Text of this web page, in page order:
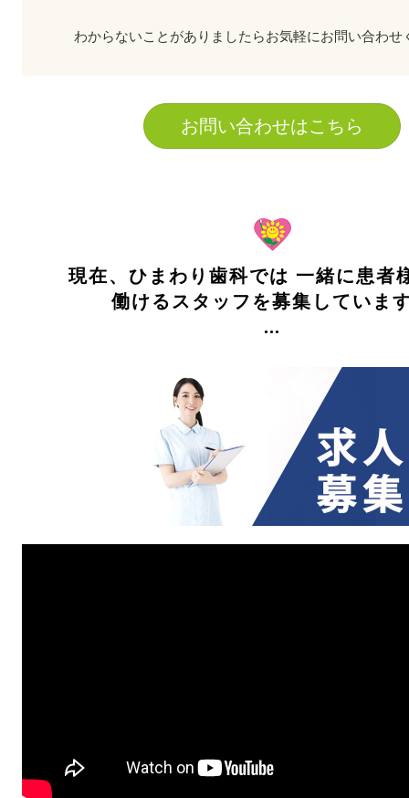
わからないことがありましたらお気軽にお問い合わせ
お問い合わせはこちら
現在、ひまわり歯科では 一緒に患者
働けるスタッフを募集していま